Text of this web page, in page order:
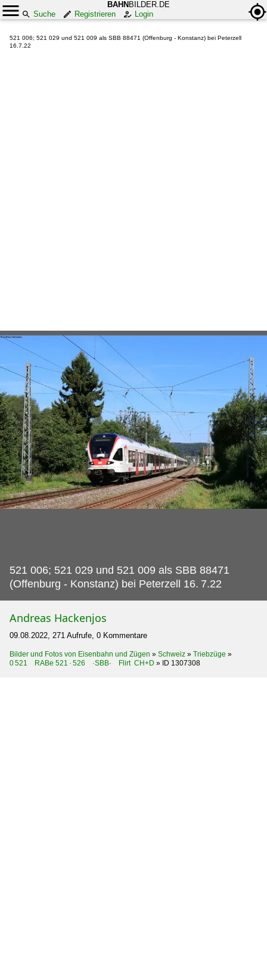
BAHN BILDER.DE
Suche
Registrieren Login
521 006; 521 029 und 521 009 als SBB 88471 (Offenburg - Konstanz) bei Peterzell
16.7.22
521 006; 521 029 und 521 009 als SBB 88471
(Offenburg - Konstanz) bei Peterzell 16. 7.22
Andreas Hackenjos
09.08.2022, 271 Aufrufe, 0 Kommentare
Bilder und Fotos von Eisenbahn und Zügen » Schweiz » Triebzüge »
0 521 RABe 521 · 526 ·SBB· Flirt CH+D » ID 1307308